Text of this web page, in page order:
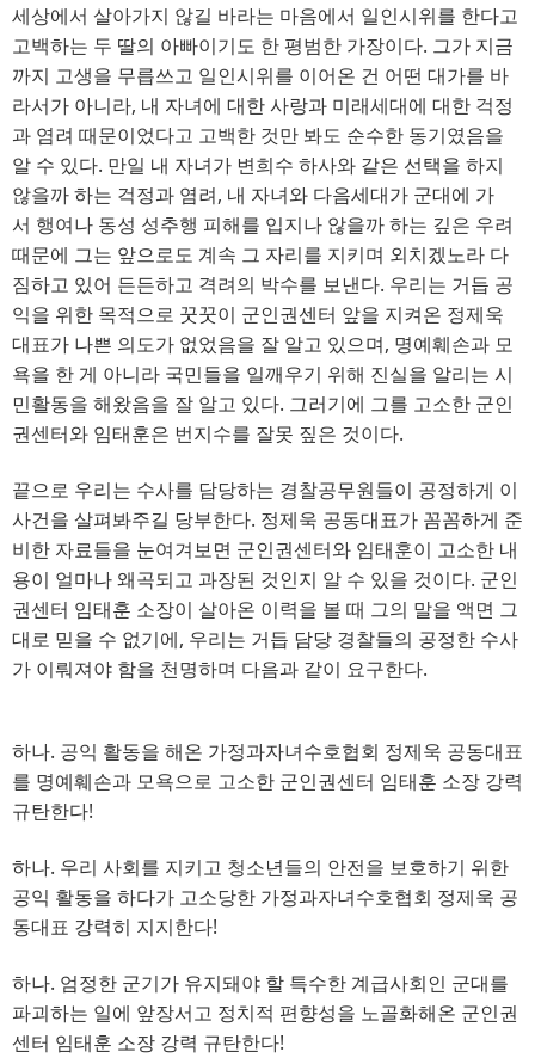
세상에서 살아가지 않길 바라는 마음에서 일인시위를 한다고
고백하는 두 딸의 아빠이기도 한 평범한 가장이다. 그가 지금
까지 고생을 무릅쓰고 일인시위를 이어온 건 어떤 대가를 바
라서가 아니라, 내 자녀에 대한 사랑과 미래세대에 대한 걱정
과 염려 때문이었다고 고백한 것만 봐도 순수한 동기였음을
알 수 있다. 만일 내 자녀가 변희수 하사와 같은 선택을 하지
않을까 하는 걱정과 염려, 내 자녀와 다음세대가 군대에 가
서 행여나 동성 성추행 피해를 입지나 않을까 하는 깊은 우려
때문에 그는 앞으로도 계속 그 자리를 지키며 외치겠노라 다
짐하고 있어 든든하고 격려의 박수를 보낸다. 우리는 거듭 공
익을 위한 목적으로 꿋꿋이 군인권센터 앞을 지켜온 정제욱
대표가 나쁜 의도가 없었음을 잘 알고 있으며, 명예훼손과 모
욕을 한 게 아니라 국민들을 일깨우기 위해 진실을 알리는 시
민활동을 해왔음을 잘 알고 있다. 그러기에 그를 고소한 군인
권센터와 임태훈은 번지수를 잘못 짚은 것이다.
끝으로 우리는 수사를 담당하는 경찰공무원들이 공정하게 이
사건을 살펴봐주길 당부한다. 정제욱 공동대표가 꼼꼼하게 준
비한 자료들을 눈여겨보면 군인권센터와 임태훈이 고소한 내
용이 얼마나 왜곡되고 과장된 것인지 알 수 있을 것이다. 군인
권센터 임태훈 소장이 살아온 이력을 볼 때 그의 말을 액면 그
대로 믿을 수 없기에, 우리는 거듭 담당 경찰들의 공정한 수사
가 이뤄져야 함을 천명하며 다음과 같이 요구한다.
하나. 공익 활동을 해온 가정과자녀수호협회 정제욱 공동대표
를 명예훼손과 모욕으로 고소한 군인권센터 임태훈 소장 강력
규탄한다!
하나. 우리 사회를 지키고 청소년들의 안전을 보호하기 위한
공익 활동을 하다가 고소당한 가정과자녀수호협회 정제욱 공
동대표 강력히 지지한다!
하나. 엄정한 군기가 유지돼야 할 특수한 계급사회인 군대를
파괴하는 일에 앞장서고 정치적 편향성을 노골화해온 군인권
센터 임태훈 소장 강력 규탄한다!